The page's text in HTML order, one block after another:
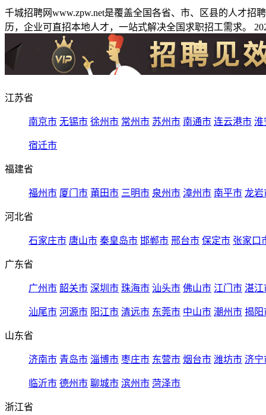
千城招聘网www.zpw.net是覆盖全国各省、市、区县的人才
历，企业可直招本地人才，一站式解决全国求职招工需求。
江苏省
南京市 无锡市 徐州市 常州市 苏州市 南通市 连云港市 淮
宿迁市
福建省
福州市 厦门市 莆田市 三明市 泉州市 漳州市 南平市 龙岩
河北省
石家庄市 唐山市 秦皇岛市 邯郸市 邢台市 保定市 张家口
广东省
广州市 韶关市 深圳市 珠海市 汕头市 佛山市 江门市 湛江
汕尾市 河源市 阳江市 清远市 东莞市 中山市 潮州市 揭阳
山东省
济南市 青岛市 淄博市 枣庄市 东营市 烟台市 潍坊市 济宁
临沂市 德州市 聊城市 滨州市 菏泽市
浙江省